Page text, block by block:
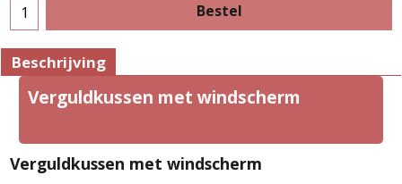
Bestel
Beschrijving
Verguldkussen met windscherm
Verguldkussen met windscherm